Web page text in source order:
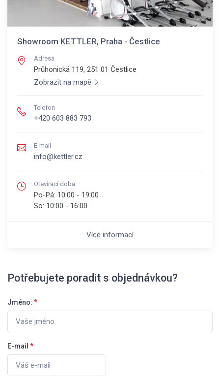
Showroom KETTLER, Praha - Čestlice
Adresa
Průhonická 119, 251 01 Čestlice
Zobrazit na mapě
Telefon
+420 603 883 793
E-mail
info@kettler.cz
Otevírací doba
Po-Pá: 10:00 - 19:00
So: 10:00 - 16:00
Více informací
Potřebujete poradit s objednávkou?
Jméno: *
E-mail *